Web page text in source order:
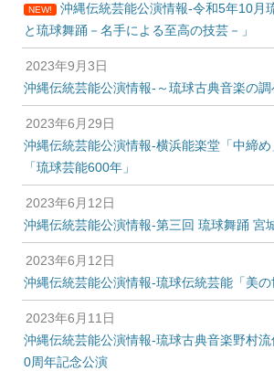
NEW!
沖縄伝統芸能公演情報-令和5年10月
と琉球舞踊－名手による至高の技芸－」
2023年9月3日
沖縄伝統芸能公演情報-～琉球古典音楽の
2023年6月29日
沖縄伝統芸能公演情報-横浜能楽堂「中締
「琉球芸能600年」
2023年6月12日
沖縄伝統芸能公演情報-第三回 琉球舞踊 宮
2023年6月12日
沖縄伝統芸能公演情報-琉球伝統芸能「美の
2023年6月11日
沖縄伝統芸能公演情報-琉球古典音楽野村
0周年記念公演